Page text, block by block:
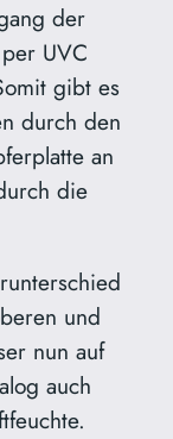
der
UVC
gibt es
durch den
an
die
und
nun auf
auch